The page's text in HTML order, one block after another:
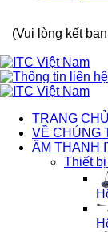
(Vui lòng kết
TRANG CHỦ
VỀ CHÚNG
ÂM THANH
Thiết